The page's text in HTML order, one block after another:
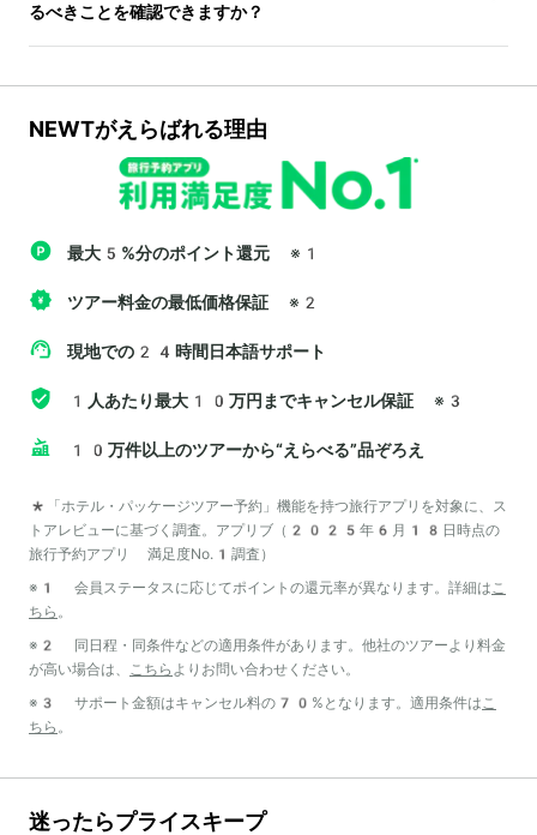
るべきことを確認できますか？
NEWTがえらばれる理由
最大5%分のポイント還元 ※1
ツアー料金の最低価格保証 ※2
現地での24時間日本語サポート
1人あたり最大10万円までキャンセル保証 ※3
10万件以上のツアーから“えらべる”品ぞろえ
*「ホテル・パッケージツアー予約」機能を持つ旅行アプリを対象に、ス
トアレビューに基づく調査。アプリブ（2025年6月18日時点の
旅行予約アプリ 満足度No.1調査）
※1 会員ステータスに応じてポイントの還元率が異なります。詳細は こ
ちら 。
※2 同日程・同条件などの適用条件があります。他社のツアーより料金
が高い場合は、
こちら よりお問い合わせください。
※3 サポート金額はキャンセル料の70%となります。適用条件は こ
ちら 。
迷ったらプライスキープ